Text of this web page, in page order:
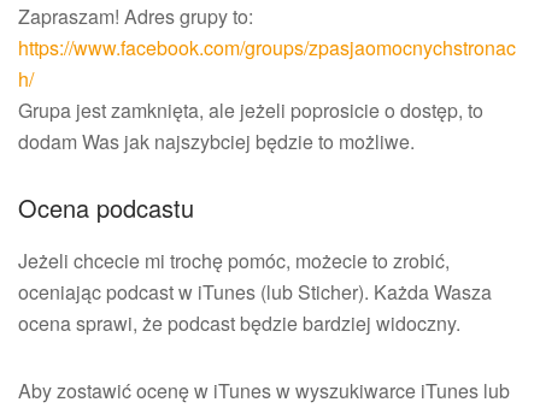
Zapraszam! Adres grupy to:
https://www.facebook.com/groups/zpasjaomocnychstronac
h/
Grupa jest zamknięta, ale jeżeli poprosicie o dostęp, to
dodam Was jak najszybciej będzie to możliwe.
Ocena podcastu
Jeżeli chcecie mi trochę pomóc, możecie to zrobić,
oceniając podcast w iTunes (lub Sticher). Każda Wasza
ocena sprawi, że podcast będzie bardziej widoczny.
Aby zostawić ocenę w iTunes w wyszukiwarce iTunes lub